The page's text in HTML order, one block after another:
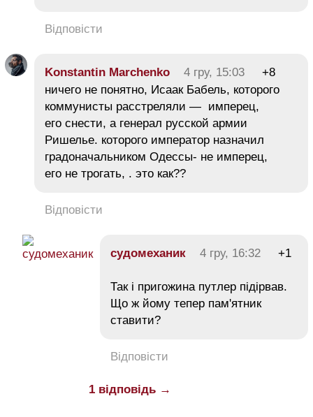
Відповісти
Konstantin Marchenko 4 гру, 15:03
+8
ничего не понятно, Исаак Бабель, которого
коммунисты расстреляли — имперец,
его снести, а генерал русской армии
Ришелье. которого император назначил
градоначальником Одессы- не имперец,
его не трогать, . это как??
Відповісти
судомеханик 4 гру, 16:32 +1
Так і пригожина путлер підірвав.
Що ж йому тепер пам'ятник
ставити?
Відповісти
1 відповідь →